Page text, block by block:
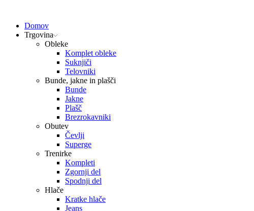
Domov
Trgovina
Obleke
Komplet obleke
Suknjiči
Telovniki
Bunde, jakne in plašči
Bunde
Jakne
Plašč
Brezrokavniki
Obutev
Čevlji
Superge
Trenirke
Kompleti
Zgornji del
Spodnji del
Hlače
Kratke hlače
Jeans